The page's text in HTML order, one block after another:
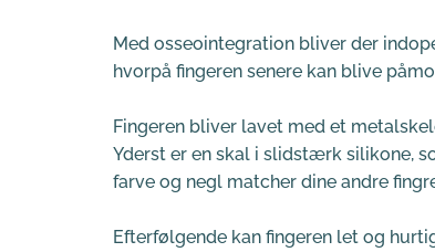
Med osseointegration bliver der
hvorpå fingeren senere kan blive
Fingeren bliver lavet med et
Yderst er en skal i slidstærk silikone,
farve og negl matcher dine andre
Efterfølgende kan fingeren let og